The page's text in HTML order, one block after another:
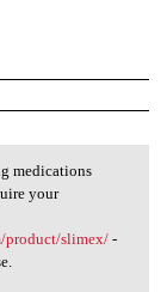
medications
your
product/slimex/-